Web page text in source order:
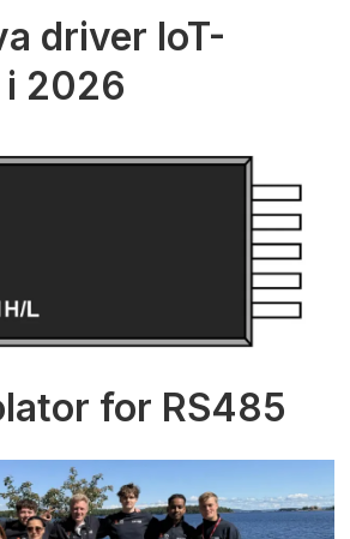
driver IoT-
i 2026
for RS485